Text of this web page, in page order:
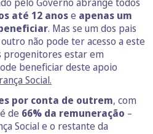
até 12 anose apenas um
. Mas se um dos pais
não pode ter acesso a este
progenitores estar em
beneficiar deste apoio
Social.
por conta de outrem, com
de 66% da remuneração –
Social e o restante da